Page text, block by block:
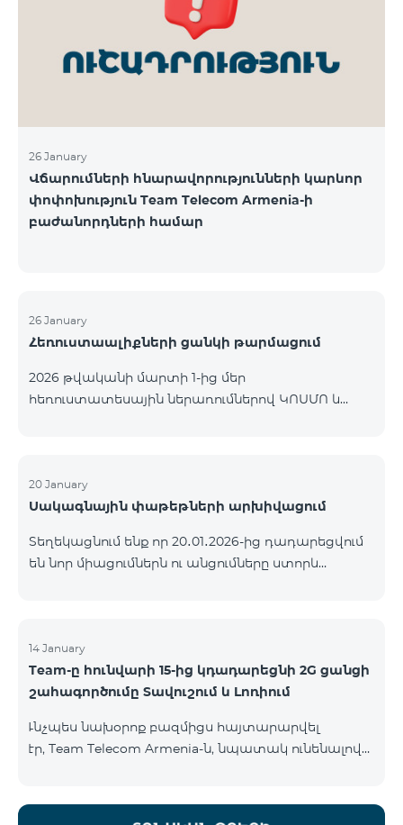
վճարահաշվարկային ընկերությունների կողմից
Team Telecom Armenia-ին առաջարկված
պայմանները ենթադրում էին ծառայությունների
26 January
Վճարումների հնարավորությունների կարևոր
փոփոխություն Team Telecom Armenia-ի
բաժանորդների համար
26 January
Հեռուստաալիքների ցանկի թարմացում
2026 թվականի մարտի 1-ից մեր
հեռուստատեսային ներառումներով ԿՈՍՄՈ և
մուլտիպլեքս հեռուստաալիքները հասանելի
կլինեն միայն այն մարզերում, որտեղ դրանց
մարմինների պահանջների։ Այս փոփոխությունը
իրականացվում է հեռուստատեսային հարթակի
ցանկը ըստ մարզեր
20 January
Սակագնային փաթեթների արխիվացում
Տեղեկացնում ենք որ 20․01․2026-ից դադարեցվում
են նոր միացումներն ու անցումները ստորև
14 January
Team-ը հունվարի 15-ից կդադարեցնի 2G ցանցի
շահագործումը Տավուշում և Լոռիում
Ւնչպես նախօրոք բազմիցս հայտարարվել
էր, Team Telecom Armenia-ն, նպատակ ունենալով